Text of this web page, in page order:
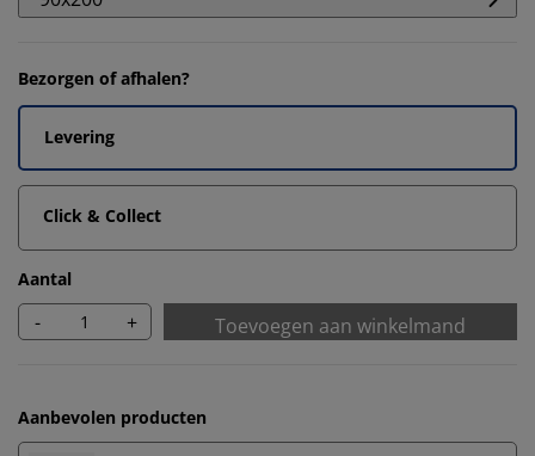
Bezorgen of afhalen?
Levering
Click & Collect
Aantal
- + Toevoegen aan winkelmand
Aanbevolen producten